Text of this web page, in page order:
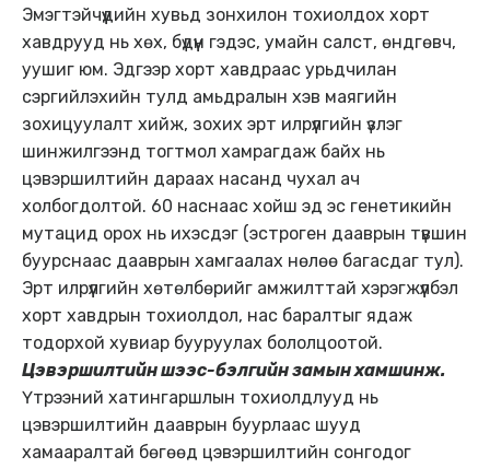
Эмэгтэйчүүдийн хувьд зонхилон тохиолдох хорт
хавдрууд нь хөх, бүдүүн гэдэс, умайн салст, өндгөвч,
уушиг юм. Эдгээр хорт хавдраас урьдчилан
сэргийлэхийн тулд амьдралын хэв маягийн
зохицуулалт хийж, зохих эрт илрүүлгийн үзлэг
шинжилгээнд тогтмол хамрагдаж байх нь
цэвэршилтийн дараах насанд чухал ач
холбогдолтой. 60 наснаас хойш эд эс генетикийн
мутацид орох нь ихэсдэг (эстроген дааврын түвшин
буурснаас дааврын хамгаалах нөлөө багасдаг тул).
Эрт илрүүлгийн хөтөлбөрийг амжилттай хэрэгжүүлбэл
хорт хавдрын тохиолдол, нас баралтыг ядаж
тодорхой хувиар бууруулах бололцоотой.
Цэвэршилтийн шээс-бэлгийн замын хамшинж.
Үтрээний хатингаршлын тохиолдлууд нь
цэвэршилтийн дааврын буурлаас шууд
хамааралтай бөгөөд цэвэршилтийн сонгодог